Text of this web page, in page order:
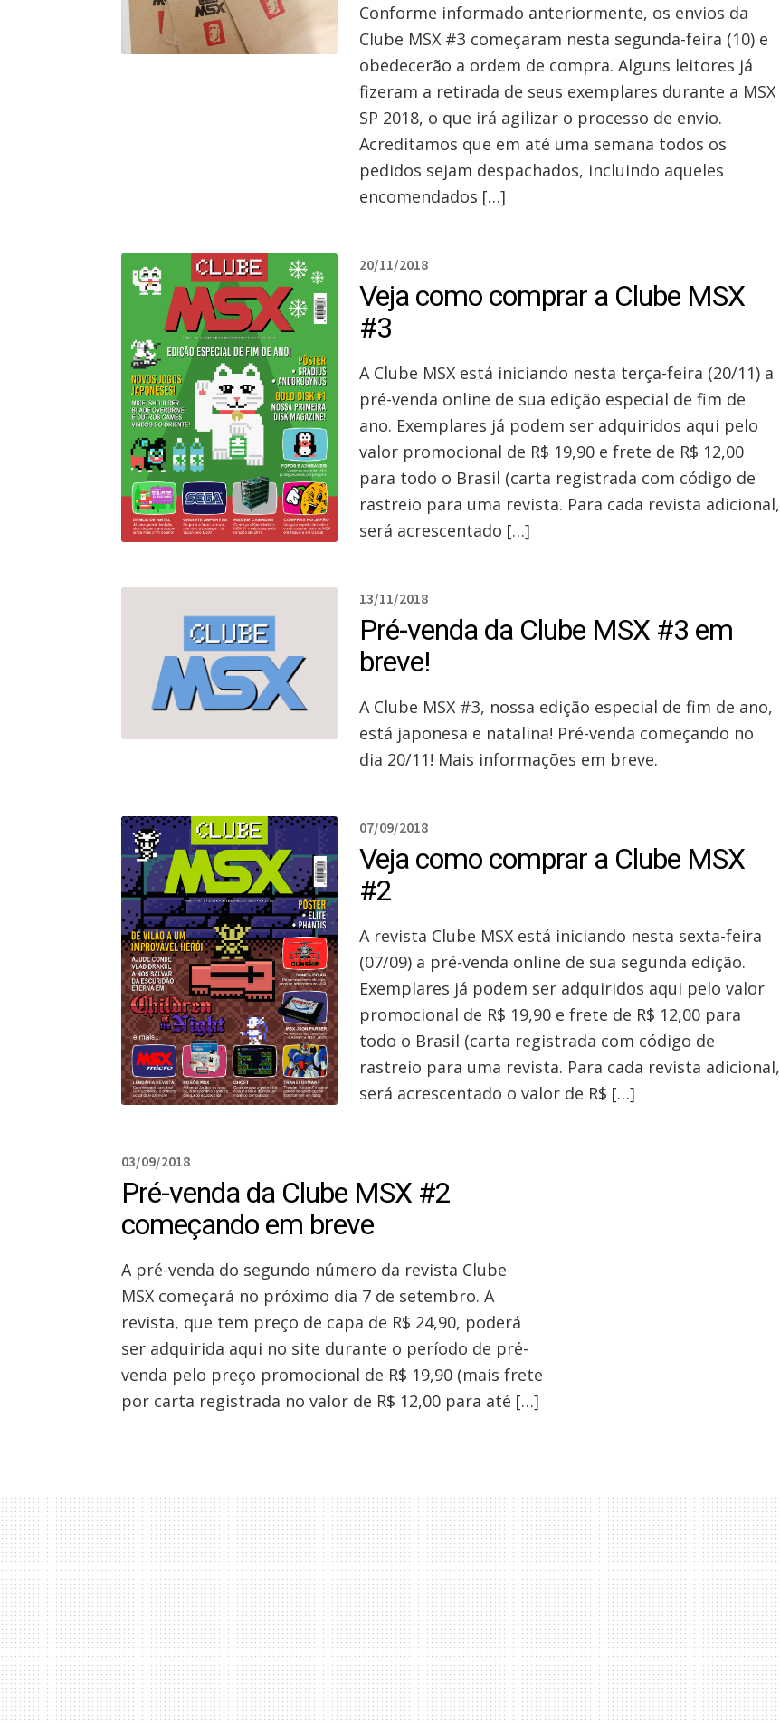
Conforme informado anteriormente, os envios da
Clube MSX #3 começaram nesta segunda-feira (10) e
obedecerão a ordem de compra. Alguns leitores já
fizeram a retirada de seus exemplares durante a MSX
SP 2018, o que irá agilizar o processo de envio.
Acreditamos que em até uma semana todos os
pedidos sejam despachados, incluindo aqueles
encomendados […]
20/11/2018
Veja como comprar a Clube MSX
#3
A Clube MSX está iniciando nesta terça-feira (20/11) a
pré-venda online de sua edição especial de fim de
ano. Exemplares já podem ser adquiridos aqui pelo
valor promocional de R$ 19,90 e frete de R$ 12,00
para todo o Brasil (carta registrada com código de
rastreio para uma revista. Para cada revista adicional,
será acrescentado […]
13/11/2018
Pré-venda da Clube MSX #3 em
breve!
A Clube MSX #3, nossa edição especial de fim de ano,
está japonesa e natalina! Pré-venda começando no
dia 20/11! Mais informações em breve.
07/09/2018
Veja como comprar a Clube MSX
#2
A revista Clube MSX está iniciando nesta sexta-feira
(07/09) a pré-venda online de sua segunda edição.
Exemplares já podem ser adquiridos aqui pelo valor
promocional de R$ 19,90 e frete de R$ 12,00 para
todo o Brasil (carta registrada com código de
rastreio para uma revista. Para cada revista adicional,
será acrescentado o valor de R$ […]
03/09/2018
Pré-venda da Clube MSX #2
começando em breve
A pré-venda do segundo número da revista Clube
MSX começará no próximo dia 7 de setembro. A
revista, que tem preço de capa de R$ 24,90, poderá
ser adquirida aqui no site durante o período de pré-
venda pelo preço promocional de R$ 19,90 (mais frete
por carta registrada no valor de R$ 12,00 para até […]